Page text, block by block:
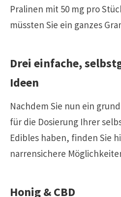
Pralinen mit 50 mg pro
müssten Sie ein ganzes
Drei einfache,
Ideen
Nachdem Sie nun ein
für die Dosierung Ihrer
Edibles haben, finden Sie
narrensichere
Honig & CBD